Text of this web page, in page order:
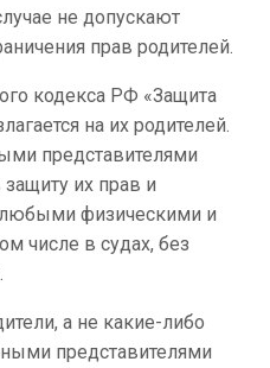
не допускают
прав родителей.
кодекса РФ «Защита
на их родителей.
представителями
их прав и
любыми физическими и
числе в судах, без
а не какие-либо
представителями